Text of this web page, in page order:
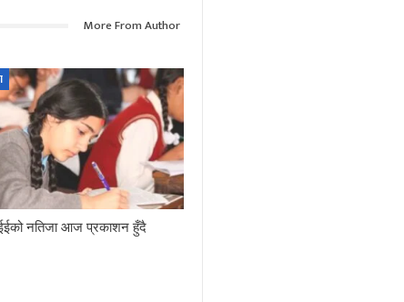
More From Author
नतिजा आज प्रकाशन हुँदै